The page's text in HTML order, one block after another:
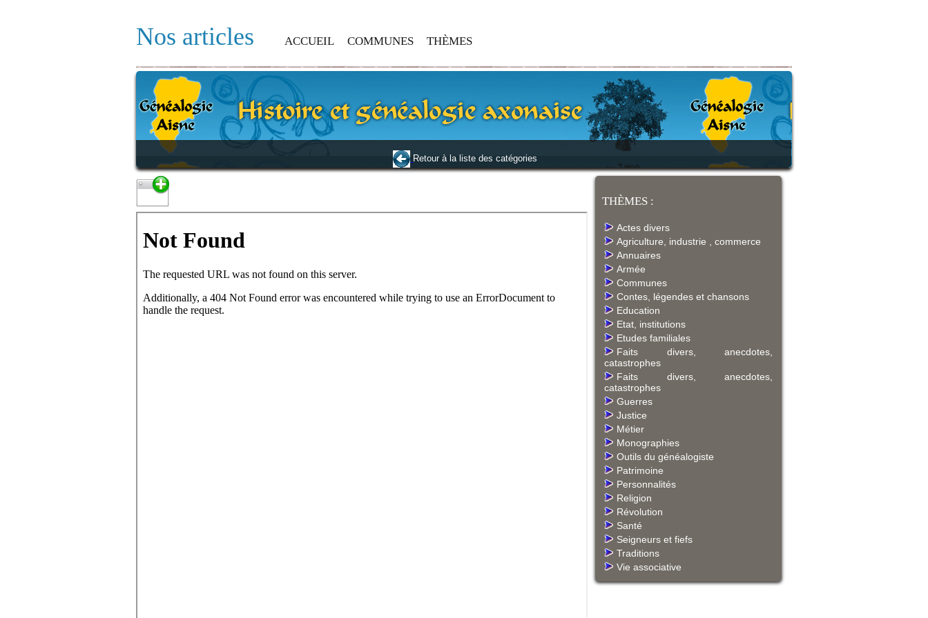
Nos articles ACCUEIL COMMUNES THÈMES
Retour à la liste des catégories
THÈMES :
Actes divers
Agriculture, industrie , commerce
Annuaires
Armée
Communes
Contes, légendes et chansons
Education
Etat, institutions
Etudes familiales
Faits divers, anecdotes,
catastrophes
Faits divers, anecdotes,
catastrophes
Guerres
Justice
Métier
Monographies
Outils du généalogiste
Patrimoine
Personnalités
Religion
Révolution
Santé
Seigneurs et fiefs
Traditions
Vie associative